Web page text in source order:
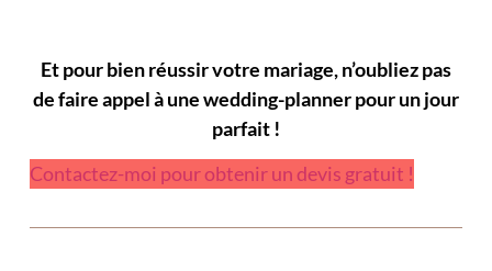
Et pour bien réussir votre mariage, n’oubliez pas
de faire appel à une wedding-planner pour un jour
parfait !
Contactez-moi pour obtenir un devis gratuit !